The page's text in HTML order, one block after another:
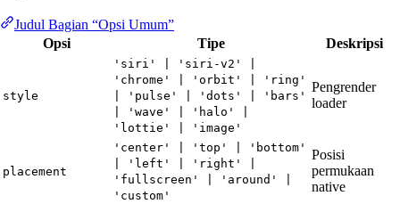
Judul Bagian “Opsi Umum”
Opsi
Tipe Deskripsi
style
'siri' | 'siri-v2' |
'chrome' | 'orbit' | 'ring'
| 'pulse' | 'dots' | 'bars'
| 'wave' | 'halo' |
'lottie' | 'image'
Pengrender
loader
placement
'center' | 'top' | 'bottom'
| 'left' | 'right' |
'fullscreen' | 'around' |
'custom'
Posisi
permukaan
native